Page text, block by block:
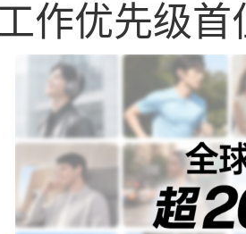
作优先级